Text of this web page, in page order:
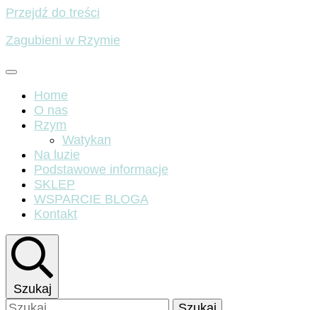
Przejdź do treści
Zagubieni w Rzymie
Home
O nas
Rzym
Watykan
Na luzie
Podstawowe informacje
SKLEP
WSPARCIE BLOGA
Kontakt
Szukaj
Szukaj: